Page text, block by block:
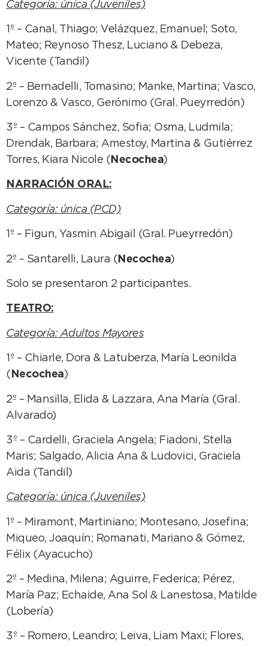
Categoría: única (Juveniles)
1º – Canal, Thiago; Velázquez, Emanuel; Soto,
Mateo; Reynoso Thesz, Luciano & Debeza,
Vicente (Tandil)
2º – Bernadelli, Tomasino; Manke, Martina; Vasco,
Lorenzo & Vasco, Gerónimo (Gral. Pueyrredón)
3º – Campos Sánchez, Sofia; Osma, Ludmila;
Drendak, Barbara; Amestoy, Martina & Gutiérrez
Torres, Kiara Nicole ( Necochea)
NARRACIÓN ORAL:
Categoría: única (PCD)
1º – Figun, Yasmin Abigail (Gral. Pueyrredón)
2º – Santarelli, Laura ( Necochea)
Solo se presentaron 2 participantes.
TEATRO:
Categoría: Adultos Mayores
1º – Chiarle, Dora & Latuberza, María Leonilda
( Necochea)
2º – Mansilla, Elida & Lazzara, Ana María (Gral.
Alvarado)
3º – Cardelli, Graciela Angela; Fiadoni, Stella
Maris; Salgado, Alicia Ana & Ludovici, Graciela
Aida (Tandil)
Categoría: única (Juveniles)
1º – Miramont, Martiniano; Montesano, Josefina;
Miqueo, Joaquín; Romanati, Mariano & Gómez,
Félix (Ayacucho)
2º – Medina, Milena; Aguirre, Federica; Pérez,
María Paz; Echaide, Ana Sol & Lanestosa, Matilde
(Lobería)
3º – Romero, Leandro; Leiva, Liam Maxi; Flores,